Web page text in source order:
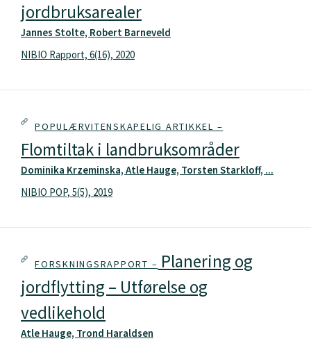
jordbruksarealer
Jannes Stolte, Robert Barneveld
NIBIO Rapport, 6(16), 2020
POPULÆRVITENSKAPELIG ARTIKKEL –
Flomtiltak i landbruksområder
Dominika Krzeminska, Atle Hauge, Torsten Starkloff, ...
NIBIO POP, 5(5), 2019
FORSKNINGSRAPPORT – Planering og
jordflytting – Utførelse og
vedlikehold
Atle Hauge, Trond Haraldsen